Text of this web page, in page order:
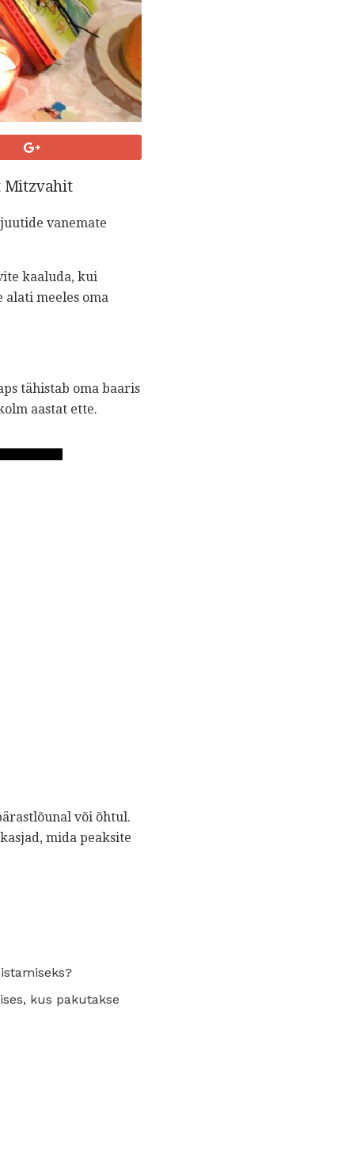
Mitzvahit
vanemate
kaaluda, kui
meeles oma
tähistab oma baaris
aastat ette.
või õhtul.
mida peaksite
kus pakutakse